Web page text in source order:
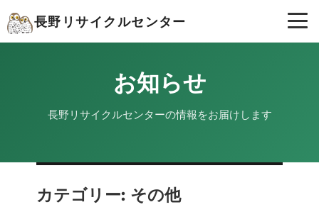
長野リサイクルセンター
お知らせ
長野リサイクルセンターの情報をお届けします
カテゴリー: その他